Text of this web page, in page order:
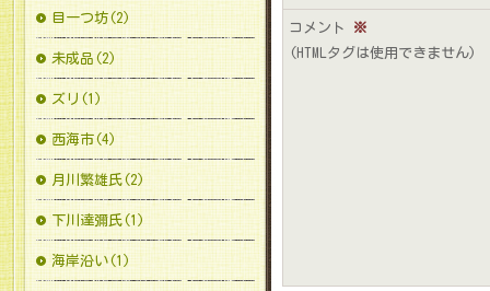
コメント
※
(HTMLタグは使用できません)
目一つ坊(2)
未成品(2)
ズリ(1)
西海市(4)
月川繁雄氏(2)
下川達彌氏(1)
海岸沿い(1)